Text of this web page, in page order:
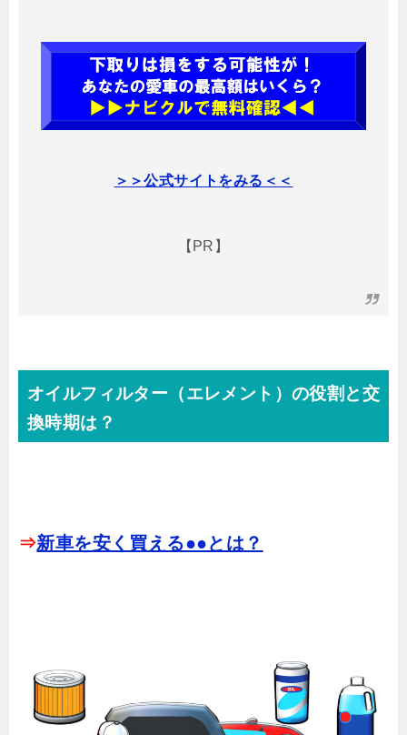
＞＞公式サイトをみる＜＜
【PR】
オイルフィルター（エレメント）の役割と交
換時期は？
⇒新車を安く買える●●とは？